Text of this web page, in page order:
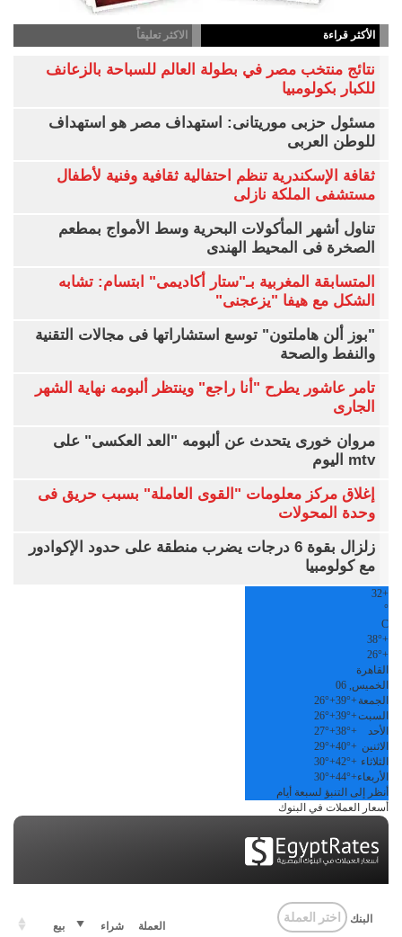
الأكثر قراءة الاكثر تعليقاً
نتائج منتخب مصر في بطولة العالم للسباحة بالزعانف
للكبار بكولومبيا
مسئول حزبى موريتانى: استهداف مصر هو استهداف
للوطن العربى
ثقافة الإسكندرية تنظم احتفالية ثقافية وفنية لأطفال
مستشفى الملكة نازلى
تناول أشهر المأكولات البحرية وسط الأمواج بمطعم
الصخرة فى المحيط الهندى
المتسابقة المغربية بـ"ستار أكاديمى" ابتسام: تشابه
الشكل مع هيفا "يزعجنى"
"بوز ألن هاملتون" توسع استشاراتها فى مجالات التقنية
والنفط والصحة
تامر عاشور يطرح "أنا راجع" وينتظر ألبومه نهاية الشهر
الجارى
مروان خورى يتحدث عن ألبومه "العد العكسى" على
mtv اليوم
إغلاق مركز معلومات "القوى العاملة" بسبب حريق فى
وحدة المحولات
زلزال بقوة 6 درجات يضرب منطقة على حدود الإكوادور
مع كولومبيا
+
32
°
C
+
38°
+
26°
القاهرة
الخميس, 06
الجمعة +
39°
+
26°
السبت+
39°
+
26°
الأحد
+
38°
+
27°
الاثنين +
40°
+
29°
الثلاثاء +
42°
+
30°
الأربعاء+
44°
+
30°
أنظر إلى التنبؤ لسبعة أيام
أسعار العملات في البنوك